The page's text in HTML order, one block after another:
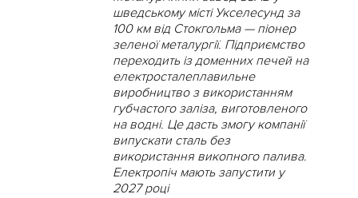
шведському місті Укселесунд за
100 км від Стокгольма — піонер
зеленої металургії. Підприємство
переходить із доменних печей на
електросталеплавильне
виробництво з використанням
губчастого заліза, виготовленого
на водні. Це дасть змогу компанії
випускати сталь без
використання викопного палива.
Електропіч мають запустити у
2027 році